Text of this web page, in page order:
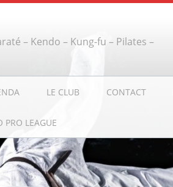
– Kendo – Kung-fu – Pilates –
LE CLUB CONTACT
PRO LEAGUE